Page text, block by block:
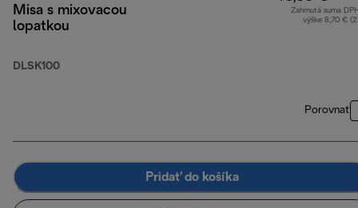
Misa s mixovacou
lopatkou
DLSK100
Zahrnutá suma
výške 8,70 €
Porovnať
Pridať do košíka